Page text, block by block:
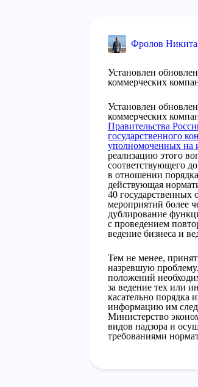
Фролов Никита
Установлен
коммерческих
Установлен
коммерческих
Правительства
государственного
уполномоченных на
реализацию этого
соответствующего
в отношении
действующая
40 государственных
мероприятий более
дублирование
с проведением
ведение бизнеса и
Тем не менее,
назревшую
положений
за ведение тех или
касательно порядка
информацию им
Министерство
видов надзора и
требованиями